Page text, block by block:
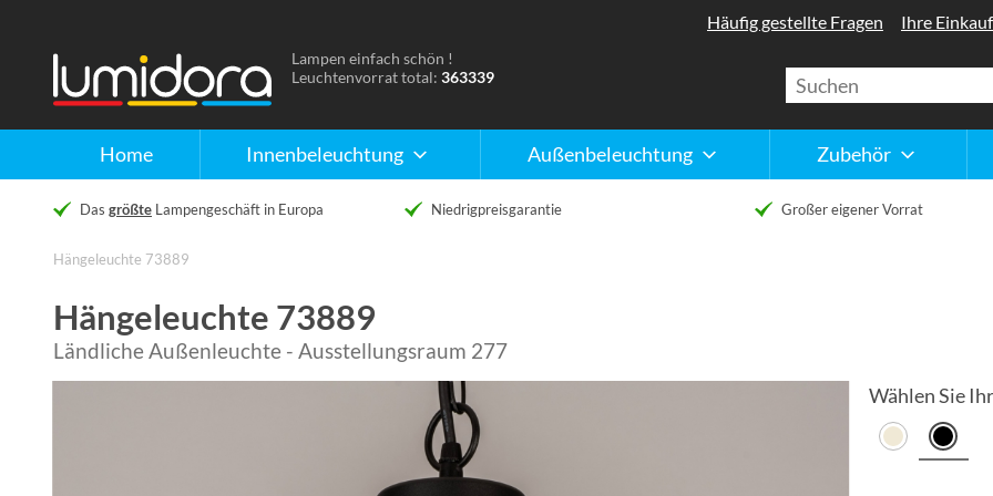
Home Innenbeleuchtung Außenbeleuchtung Zubehör
Häufig gestellte Fragen Ihre
Naar
de
Lampen einfach schön !
Leuchtenvorrat total: 363339
Das größte Lampengeschäft in Europa Niedrigpreisgarantie Großer eigener Vorrat
Hängeleuchte 73889
Hängeleuchte 73889
Ländliche Außenleuchte - Ausstellungsraum 277
Wählen Sie